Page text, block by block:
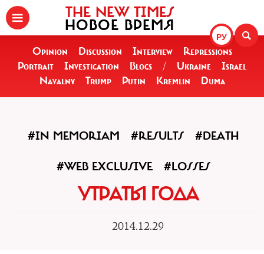
РУ
THE NEW TIMES
НОВОЕ ВРЕМЯ
Opinion Discussion Interview
Repressions
Portrait
Investigation Blogs / Ukraine
Israel
Navalny
Trump Putin Kremlin Duma
#IN MEMORIAM #RESULTS #DEATH
#WEB EXCLUSIVE #LOSSES
УТРАТЫ ГОДА
2014.12.29